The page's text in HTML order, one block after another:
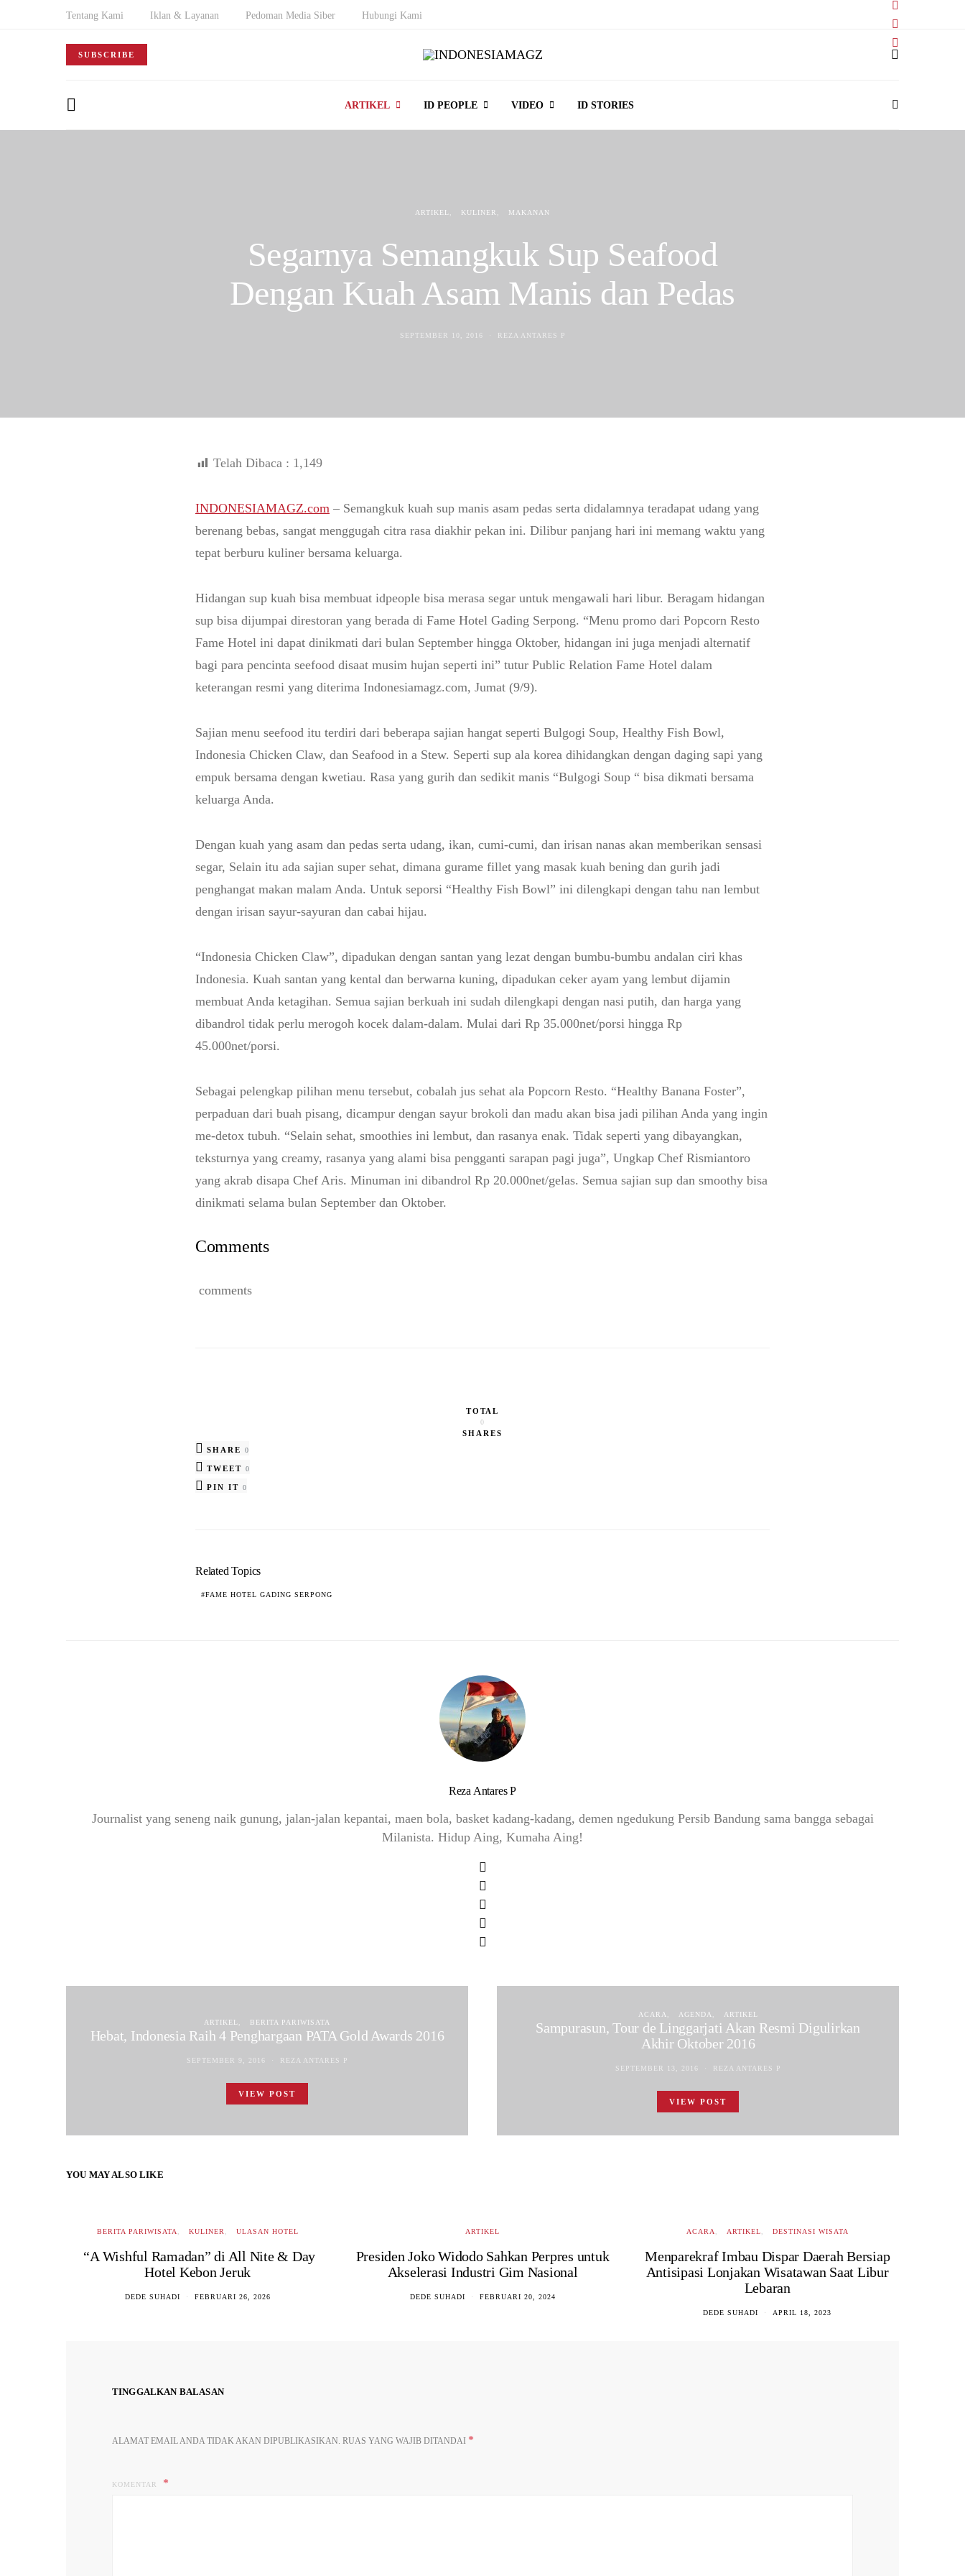
Tentang Kami Iklan & Layanan Pedoman Media Siber Hubungi Kami
SUBSCRIBE
ARTIKEL ID PEOPLE VIDEO ID STORIES
ARTIKEL KULINER MAKANAN
Segarnya Semangkuk Sup Seafood
Dengan Kuah Asam Manis dan Pedas
SEPTEMBER 10, 2016 REZA ANTARES P
Telah Dibaca : 1,149
INDONESIAMAGZ.com – Semangkuk kuah sup manis asam pedas serta didalamnya teradapat udang yang
berenang bebas, sangat menggugah citra rasa diakhir pekan ini. Dilibur panjang hari ini memang waktu yang
tepat berburu kuliner bersama keluarga.
Hidangan sup kuah bisa membuat idpeople bisa merasa segar untuk mengawali hari libur. Beragam hidangan
sup bisa dijumpai direstoran yang berada di Fame Hotel Gading Serpong. “Menu promo dari Popcorn Resto
Fame Hotel ini dapat dinikmati dari bulan September hingga Oktober, hidangan ini juga menjadi alternatif
bagi para pencinta seefood disaat musim hujan seperti ini” tutur Public Relation Fame Hotel dalam
keterangan resmi yang diterima Indonesiamagz.com, Jumat (9/9).
Sajian menu seefood itu terdiri dari beberapa sajian hangat seperti Bulgogi Soup, Healthy Fish Bowl,
Indonesia Chicken Claw, dan Seafood in a Stew. Seperti sup ala korea dihidangkan dengan daging sapi yang
empuk bersama dengan kwetiau. Rasa yang gurih dan sedikit manis “Bulgogi Soup “ bisa dikmati bersama
keluarga Anda.
Dengan kuah yang asam dan pedas serta udang, ikan, cumi-cumi, dan irisan nanas akan memberikan sensasi
segar, Selain itu ada sajian super sehat, dimana gurame fillet yang masak kuah bening dan gurih jadi
penghangat makan malam Anda. Untuk seporsi “Healthy Fish Bowl” ini dilengkapi dengan tahu nan lembut
dengan irisan sayur-sayuran dan cabai hijau.
“Indonesia Chicken Claw”, dipadukan dengan santan yang lezat dengan bumbu-bumbu andalan ciri khas
Indonesia. Kuah santan yang kental dan berwarna kuning, dipadukan ceker ayam yang lembut dijamin
membuat Anda ketagihan. Semua sajian berkuah ini sudah dilengkapi dengan nasi putih, dan harga yang
dibandrol tidak perlu merogoh kocek dalam-dalam. Mulai dari Rp 35.000net/porsi hingga Rp
45.000net/porsi.
Sebagai pelengkap pilihan menu tersebut, cobalah jus sehat ala Popcorn Resto. “Healthy Banana Foster”,
perpaduan dari buah pisang, dicampur dengan sayur brokoli dan madu akan bisa jadi pilihan Anda yang ingin
me-detox tubuh. “Selain sehat, smoothies ini lembut, dan rasanya enak. Tidak seperti yang dibayangkan,
teksturnya yang creamy, rasanya yang alami bisa pengganti sarapan pagi juga”, Ungkap Chef Rismiantoro
yang akrab disapa Chef Aris. Minuman ini dibandrol Rp 20.000net/gelas. Semua sajian sup dan smoothy bisa
dinikmati selama bulan September dan Oktober.
Comments
comments
TOTAL
0
SHARES
SHARE
0
TWEET 0
PIN IT 0
Related Topics
FAME HOTEL GADING SERPONG
Reza Antares P
Journalist yang seneng naik gunung, jalan-jalan kepantai, maen bola, basket kadang-kadang, demen ngedukung Persib Bandung sama bangga sebagai
Milanista. Hidup Aing, Kumaha Aing!
ARTIKEL BERITA PARIWISATA
Hebat, Indonesia Raih 4 Penghargaan PATA Gold Awards 2016
SEPTEMBER 9, 2016 REZA ANTARES P
VIEW POST
ACARA AGENDA ARTIKEL
Sampurasun, Tour de Linggarjati Akan Resmi Digulirkan
Akhir Oktober 2016
SEPTEMBER 13, 2016 REZA ANTARES P
VIEW POST
YOU MAY ALSO LIKE
BERITA PARIWISATA KULINER ULASAN HOTEL
“A Wishful Ramadan” di All Nite & Day
Hotel Kebon Jeruk
DEDE SUHADI FEBRUARI 26, 2026
ARTIKEL
Presiden Joko Widodo Sahkan Perpres untuk
Akselerasi Industri Gim Nasional
DEDE SUHADI FEBRUARI 20, 2024
ACARA ARTIKEL DESTINASI WISATA
Menparekraf Imbau Dispar Daerah Bersiap
Antisipasi Lonjakan Wisatawan Saat Libur
Lebaran
DEDE SUHADI APRIL 18, 2023
TINGGALKAN BALASAN
ALAMAT EMAIL ANDA TIDAK AKAN DIPUBLIKASIKAN. RUAS YANG WAJIB DITANDAI *
KOMENTAR